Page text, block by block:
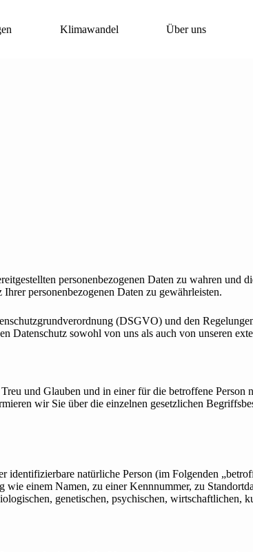
Klimawandel Über uns
personenbezogenen Daten zu wahren
personenbezogenen Daten zu gewährleisten.
(DSGVO) und den
Datenschutz sowohl von uns als auch von unseren
und Glauben und in einer für die betroffene
wir Sie über die einzelnen gesetzlichen
natürliche Person (im Folgenden
einem Namen, zu einer Kennnummer, zu
genetischen, psychischen, wirtschaftlichen,